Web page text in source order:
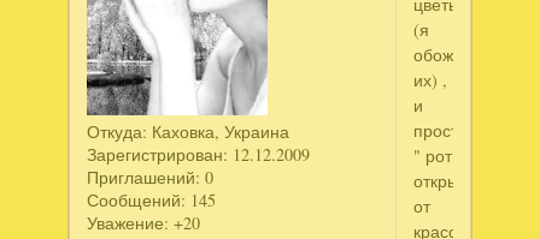
Откуда: Каховка, Украина
Зарегистрирован: 12.12.2009
Приглашений: 0
Сообщений: 145
Уважение: +20
(я
обожаю
их) ,
и
просто
" рот
открыла"
от
красоты,